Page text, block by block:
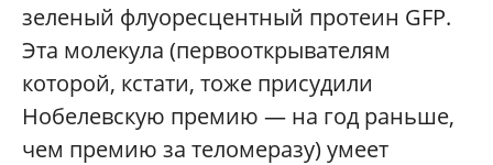
зеленый флуоресцентный протеин GFP.
Эта молекула (первооткрывателям
которой, кстати, тоже присудили
Нобелевскую премию — на год раньше,
чем премию за теломеразу) умеет